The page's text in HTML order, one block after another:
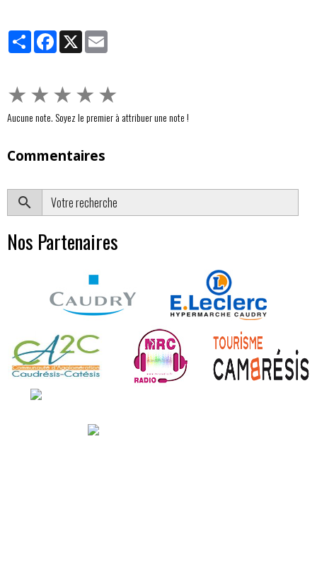
PartagerFacebook
X
★★★★★
Aucune note. Soyez le premier à attribuer une note !
Commentaires
Nos Partenaires